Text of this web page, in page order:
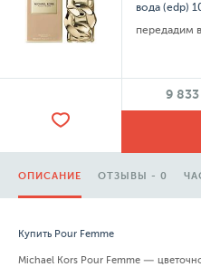
вода (edp)
передадим
9 833
ОПИСАНИЕ ОТЗЫВЫ - 0
Купить Pour Femme
Michael Kors Pour Femme —